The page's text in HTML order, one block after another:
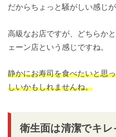
だからちょっと騒がしい感じが
高級なお店ですが、どちらか
ェーン店という感じですね。
静かにお寿司を食べたいと思
しいかもしれませんね。
衛生面は清潔でキレ